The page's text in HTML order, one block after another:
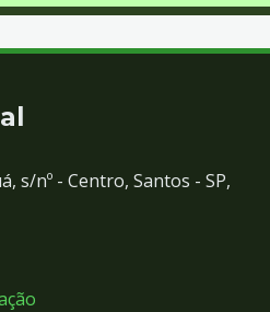
s/nº - Centro, Santos - SP,